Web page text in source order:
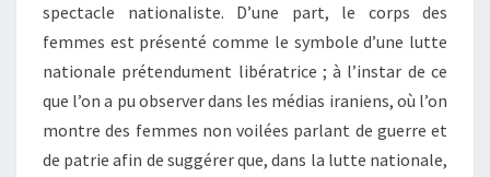
spectacle nationaliste. D’une part, le corps des
femmes est présenté comme le symbole d’une lutte
nationale prétendument libératrice ; à l’instar de ce
que l’on a pu observer dans les médias iraniens, où l’on
montre des femmes non voilées parlant de guerre et
de patrie afin de suggérer que, dans la lutte nationale,